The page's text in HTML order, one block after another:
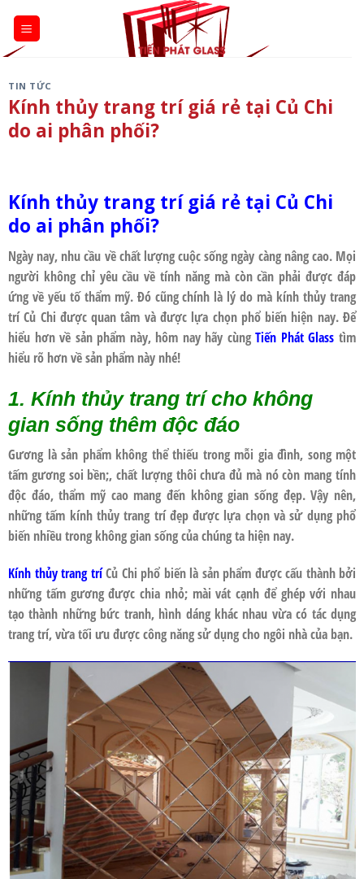
content
TIN TỨC
Kính thủy trang trí giá rẻ tại Củ Chi
do ai phân phối?
Kính thủy trang trí giá rẻ tại Củ Chi
do ai phân phối?
Ngày nay, nhu cầu về chất lượng cuộc sống ngày càng nâng cao. Mọi
người không chỉ yêu cầu về tính năng mà còn cần phải được đáp
ứng về yếu tố thẩm mỹ. Đó cũng chính là lý do mà kính thủy trang
trí Củ Chi được quan tâm và được lựa chọn phổ biến hiện nay. Để
hiểu hơn về sản phẩm này, hôm nay hãy cùngTiến Phát Glass tìm
hiểu rõ hơn về sản phẩm này nhé!
1. Kính thủy trang trí cho không
gian sống thêm độc đáo
Gương là sản phẩm không thể thiếu trong mỗi gia đình, song một
tấm gương soi bền;, chất lượng thôi chưa đủ mà nó còn mang tính
độc đáo, thẩm mỹ cao mang đến không gian sống đẹp. Vậy nên,
những tấm kính thủy trang trí đẹp được lựa chọn và sử dụng phổ
biến nhiều trong không gian sống của chúng ta hiện nay.
Kính thủy trang tríCủ Chi phổ biến là sản phẩm được cấu thành bởi
những tấm gương được chia nhỏ; mài vát cạnh để ghép với nhau
tạo thành những bức tranh, hình dáng khác nhau vừa có tác dụng
trang trí, vừa tối ưu được công năng sử dụng cho ngôi nhà của bạn.